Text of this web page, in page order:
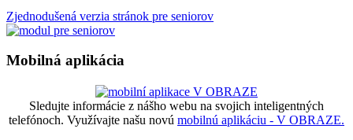
Zjednodušená verzia stránok pre seniorov
Mobilná aplikácia
Sledujte informácie z nášho webu na svojich inteligentných
telefónoch. Využívajte našu novú mobilnú aplikáciu - V OBRAZE.